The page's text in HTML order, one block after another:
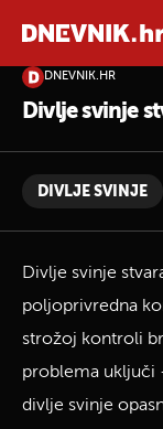
DNEVNIK.HR
Divlje svinje
DIVLJE SVINJE
Divlje svinje
poljoprivredna
strožoj kontroli
problema uključi
divlje svinje
PRETRAŽITE VIJESTI